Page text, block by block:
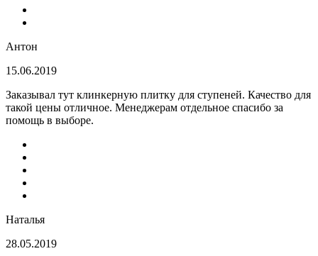
Антон
15.06.2019
Заказывал тут клинкерную плитку для ступеней. Качество для
такой цены отличное. Менеджерам отдельное спасибо за
помощь в выборе.
Наталья
28.05.2019